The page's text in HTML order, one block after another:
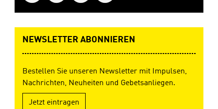
NEWSLETTER ABONNIEREN
Bestellen Sie unseren Newsletter mit Impulsen,
Nachrichten, Neuheiten und Gebetsanliegen.
Jetzt eintragen